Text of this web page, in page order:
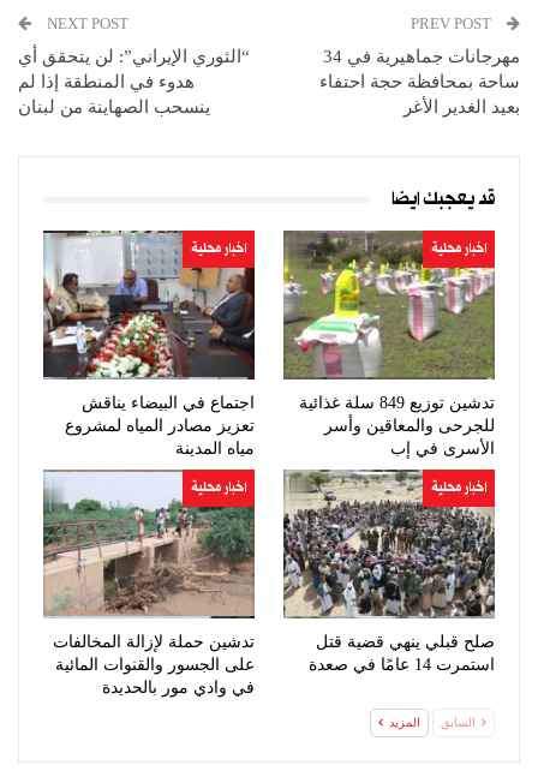
مهرجانات جماهيرية في 34
ساحة بمحافظة حجة احتفاء
بعيد الغدير الأغر
NEXT POST
“الثوري الإيراني”: لن يتحقق أي
هدوء في المنطقة إذا لم
ينسحب الصهاينة من لبنان
قد يعجبك ايضا
اخبار محلية
تدشين توزيع 849 سلة غذائية
للجرحى والمعاقين وأسر
الأسرى في إب
اخبار محلية
اجتماع في البيضاء يناقش
تعزيز مصادر المياه لمشروع
مياه المدينة
اخبار محلية
صلح قبلي ينهي قضية قتل
استمرت 14 عامًا في صعدة
اخبار محلية
تدشين حملة لإزالة المخالفات
على الجسور والقنوات المائية
في وادي مور بالحديدة
السابق المزيد